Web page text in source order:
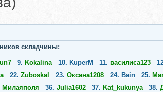
складчины:
9. Kokalina 10. KuperM 11. василиса123
22. Zuboskal 23. Оксана1208 24. Bain 25.
Милаяполя 36. Julia1602 37. Kat_kukunya 38.